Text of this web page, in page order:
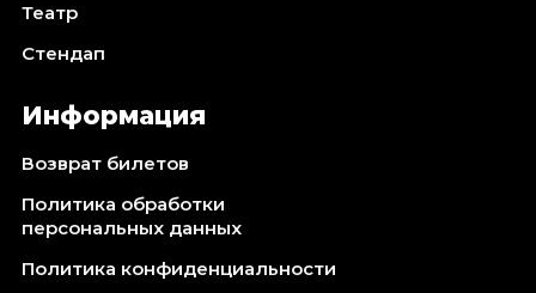
Театр
Стендап
Информация
Возврат билетов
Политика обработки
персональных данных
Политика конфиденциальности